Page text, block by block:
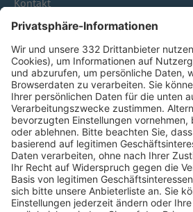
Kontakt
HÄUFIG BESUCHTE SEITEN
Pässe und Vereinswechsel
Trainerausbildung
Schulungsangebot Vereinsmitarbeiter
BFV-Geschäftsstellen
Trainerbörse
Login SpielPlus